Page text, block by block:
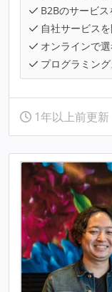
B2Bのサービ
自社サービス
オンラインで
プログラミン
1年以上前更新